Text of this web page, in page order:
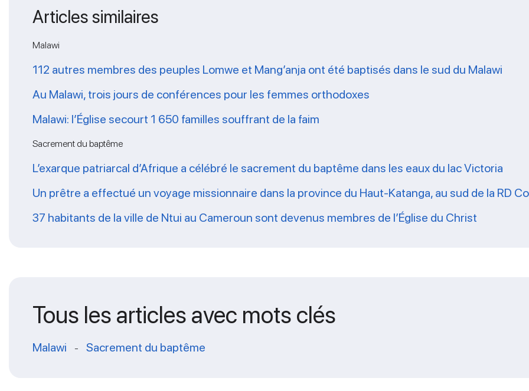
Articles similaires
Malawi
112 autres membres des peuples Lomwe et Mang’anja ont été baptisés dans le sud du Malawi
Au Malawi, trois jours de conférences pour les femmes orthodoxes
Malawi: l’Église secourt 1 650 familles souffrant de la faim
Sacrement du baptême
L’exarque patriarcal d’Afrique a célébré le sacrement du baptême dans les eaux du lac Victoria
Un prêtre a effectué un voyage missionnaire dans la province du Haut-Katanga, au sud de la RD
37 habitants de la ville de Ntui au Cameroun sont devenus membres de l’Église du Christ
Tous les articles avec mots clés
Malawi - Sacrement du baptême